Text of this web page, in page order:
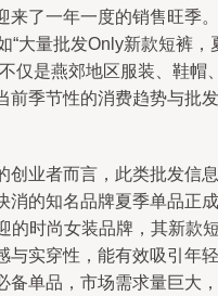
来了一年一度的销售旺季。
“大量批发Only新款短裤，
仅是燕郊地区服装、鞋帽
前季节性的消费趋势与批发
创业者而言，此类批发信息
消的知名品牌夏季单品正成
的时尚女装品牌，其新款
与实穿性，能有效吸引年轻
备单品，市场需求量巨大，